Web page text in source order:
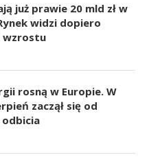
już prawie 20 mld zł w
widzi dopiero
wzrostu
rosną w Europie. W
zaczął się od
odbicia